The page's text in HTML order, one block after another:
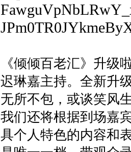
《倾倾百老汇》升级
迟琳嘉主持。全新升
无所不包，或谈笑风
我们还将根据到场嘉
具个人特色的内容和